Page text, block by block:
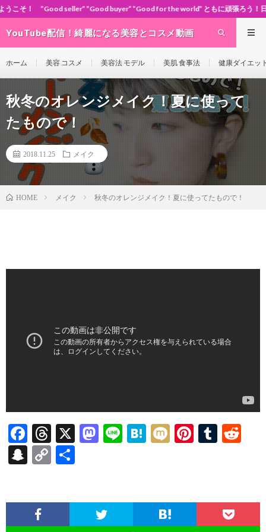
”Good buyer” ”Good for the world” ともに頑張ろう！日本！世界！
YouTube配信！綺麗になる美容とコスメ動画
ホーム 美容 コスメ 美容法 モデル 美肌 食事法 健康ダイエッ
秋冬のオレンジメイク！夏に使って
たもので！
2018.11.25 メイク
HOME メイク 秋冬のオレンジメイク！夏に使ってたもので！
F
ac
e
o
T
hr
ea
X
M
o
Li H
a
M Pi
t
T
r
t
S
pc
C